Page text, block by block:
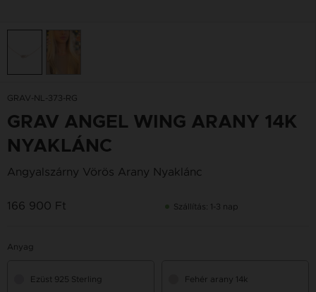
GRAV-NL-373-RG
GRAV ANGEL WING ARANY 14K
NYAKLÁNC
Angyalszárny Vörös Arany Nyaklánc
166 900 Ft Szállítás: 1-3 nap
Anyag
Ezüst 925 Sterling Fehér arany 14k